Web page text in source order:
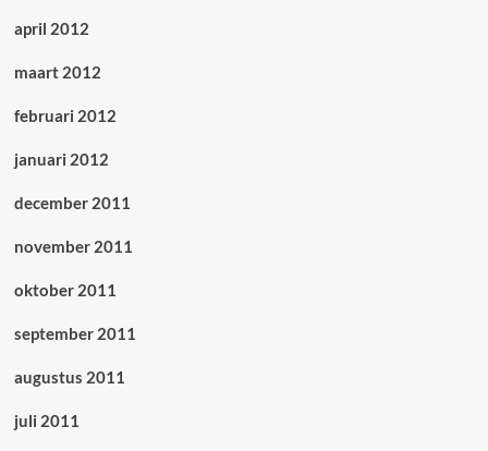
april 2012
maart 2012
februari 2012
januari 2012
december 2011
november 2011
oktober 2011
september 2011
augustus 2011
juli 2011